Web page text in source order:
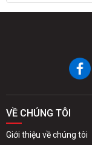
VỀ CHÚNG TÔI
Giới thiệu về chúng tôi